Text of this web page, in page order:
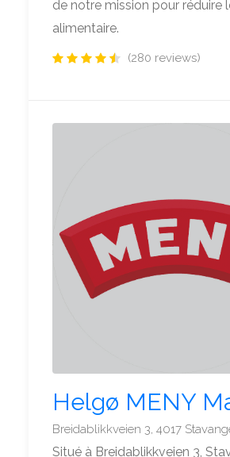
de notre mission pour réduire
alimentaire.
(280 reviews)
Helgø MENY
Breidablikkveien 3, 4017
Situé à Breidablikkveien 3,